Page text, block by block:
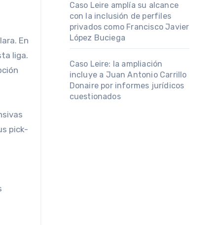
En
liga.
pick-
Caso Leire amplía su alcance
con la inclusión de perfiles
privados como Francisco Javier
López Buciega
Caso Leire: la ampliación
incluye a Juan Antonio Carrillo
Donaire por informes jurídicos
cuestionados